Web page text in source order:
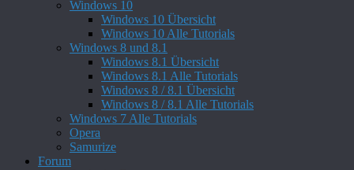
Windows 10
Windows 10 Übersicht
Windows 10 Alle Tutorials
Windows 8 und 8.1
Windows 8.1 Übersicht
Windows 8.1 Alle Tutorials
Windows 8 / 8.1 Übersicht
Windows 8 / 8.1 Alle Tutorials
Windows 7 Alle Tutorials
Opera
Samurize
Forum